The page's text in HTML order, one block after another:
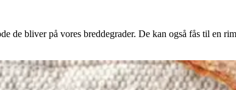
bliver på vores breddegrader. De kan også fås til en